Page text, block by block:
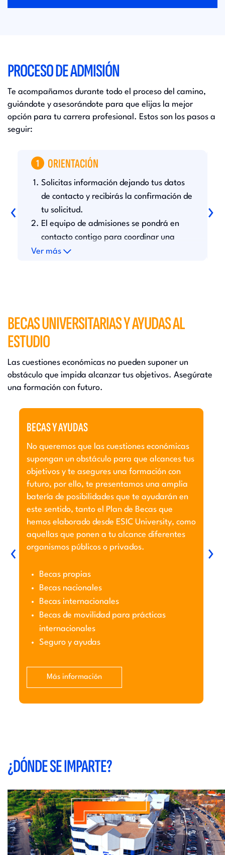
PROCESO DE ADMISIÓN
Te acompañamos durante todo el proceso del camino,
guiándote y asesorándote para que elijas la mejor
opción para tu carrera profesional. Estos son los pasos a
seguir:
1 ORIENTACIÓN
Solicitas información dejando tus datos
de contacto y recibirás la confirmación de
tu solicitud.
El equipo de admisiones se pondrá en
contacto contigo para coordinar una
asesoría personalizada.
Ver más
‹ ›
BECAS UNIVERSITARIAS Y AYUDAS AL
ESTUDIO
Las cuestiones económicas no pueden suponer un
obstáculo que impida alcanzar tus objetivos. Asegúrate
una formación con futuro.
BECAS Y AYUDAS
No queremos que las cuestiones económicas
supongan un obstáculo para que alcances tus
objetivos y te asegures una formación con
futuro, por ello, te presentamos una amplia
batería de posibilidades que te ayudarán en
este sentido, tanto el Plan de Becas que
hemos elaborado desde ESIC University, como
aquellas que ponen a tu alcance diferentes
organismos públicos o privados.
Becas propias
Becas nacionales
Becas internacionales
Becas de movilidad para prácticas
internacionales
Seguro y ayudas
Más información
‹ ›
¿DÓNDE SE IMPARTE?